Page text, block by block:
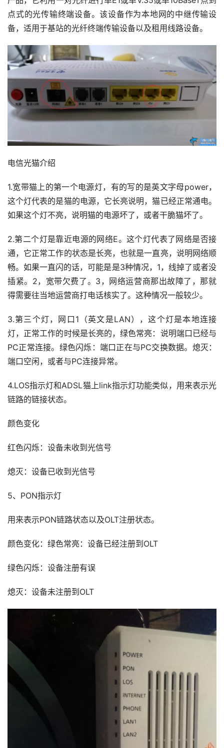
点式的光传输终端设备。该设备作为本地网的中继传输设
备，适用于基站的光纤终端传输设备以及租用线路设备。
电信光猫介绍
1.宽带猫上的第一个电源灯，有的写的是英文字母power，
这个灯代表的是猫的电源，它长亮说明，猫已经正常通电。
如果这个灯不亮，说明猫的电源坏了，或者干脆猫坏了。
2.第二个灯是靠近电源的网络E。这个灯代表了网络是否接
通，它正常工作的状态是长亮，也就是一直亮，说明网络顺
畅。如果一直闪的话，可能是是3种情况，1，线掉了或者没
插紧。2，宽带欠费了。3，网络运营商那出故障了，那就
得需要往当地运营商打电话核实了。这种情况一般较少。
3.第三个灯，网口1（英文是LAN），这个灯是本地连接
灯，正常工作的时候是长亮的，绿色常亮：说明端口已经与
PC正常连接。绿色闪烁：端口正在与PC交换数据。熄灭：
端口空闲，或者与PC连接异常。
4.LOS指示灯和ADSL猫上link指示灯功能类似，用来表示光
链路的链接状态。
颜色变化
红色闪烁：设备未收到光信号
熄灭：设备已收到光信号
5、PON指示灯
用来表示PON链路状态以及OLT注册状态。
颜色变化：绿色常亮：设备已经注册到OLT
绿色闪烁：设备注册有误
熄灭：设备未注册到OLT